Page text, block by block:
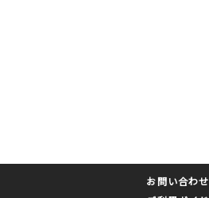
お問い合わせ